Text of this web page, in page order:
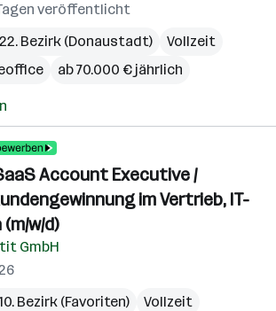
veröffentlicht
Bezirk (Donaustadt)
Vollzeit
ab 70.000 € jährlich
Account Executive /
im Vertrieb, IT-
(m/w/d)
GmbH
Bezirk (Favoriten)
Vollzeit